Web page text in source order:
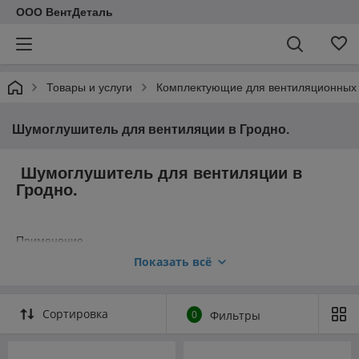
ООО ВентДеталь
Товары и услуги Комплектующие для вентиляционных
Шумоглушитель для вентиляции в Гродно.
Шумоглушитель для вентиляции в
Гродно.
Применение
Шумоглушители для круглых каналов применяется для
воздуховодам вентиляционных систем. Используется для
установки в круглых воздуховодах. Значительно снижает
Показать всё
Сортировка 0 Фильтры